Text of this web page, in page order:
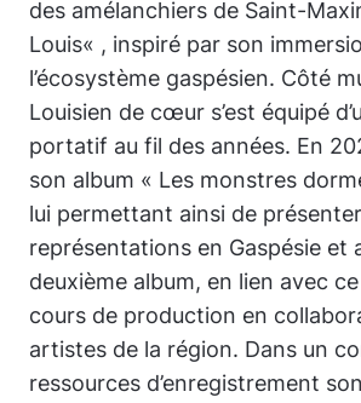
des amélanchiers de Saint-
Louis« , inspiré par son
l’écosystème gaspésien. Côté
Louisien de cœur s’est équipé
portatif au fil des années. En
son album « Les monstres
lui permettant ainsi de
représentations en Gaspésie et
deuxième album, en lien avec
cours de production en
artistes de la région. Dans un
ressources d’enregistrement